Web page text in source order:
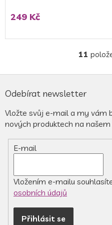
249 Kč
11
á
a
Odebírat newsletter
Vložte svůj e-mail a my vám
nových produktech na našem
E-mail
Vložením e-mailu
osobních údajů
Přihlásit se